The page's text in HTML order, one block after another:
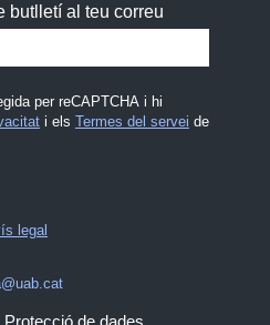
butlletí al teu correu
per reCAPTCHA i hi
i els Termes del servei de
legal
Protecció de dades